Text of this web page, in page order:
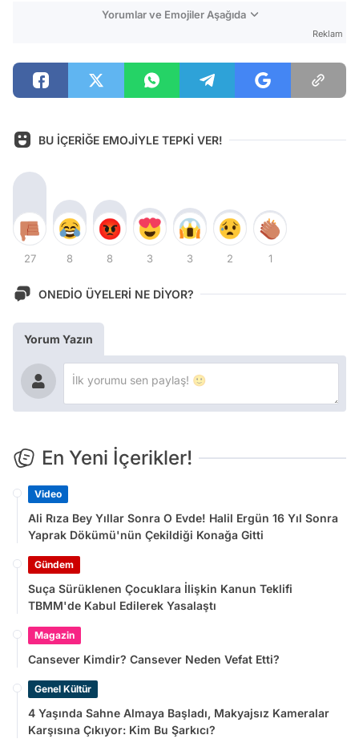
Yorumlar ve Emojiler Aşağıda
Reklam
BU İÇERİĞE EMOJİYLE TEPKİ VER!
27 8 8 3 3 2 1
ONEDİO ÜYELERİ NE DİYOR?
Yorum Yazın
En Yeni İçerikler!
Video
Ali Rıza Bey Yıllar Sonra O Evde! Halil Ergün 16 Yıl Sonra
Yaprak Dökümü'nün Çekildiği Konağa Gitti
Gündem
Suça Sürüklenen Çocuklara İlişkin Kanun Teklifi
TBMM'de Kabul Edilerek Yasalaştı
Magazin
Cansever Kimdir? Cansever Neden Vefat Etti?
Genel Kültür
4 Yaşında Sahne Almaya Başladı, Makyajsız Kameralar
Karşısına Çıkıyor: Kim Bu Şarkıcı?